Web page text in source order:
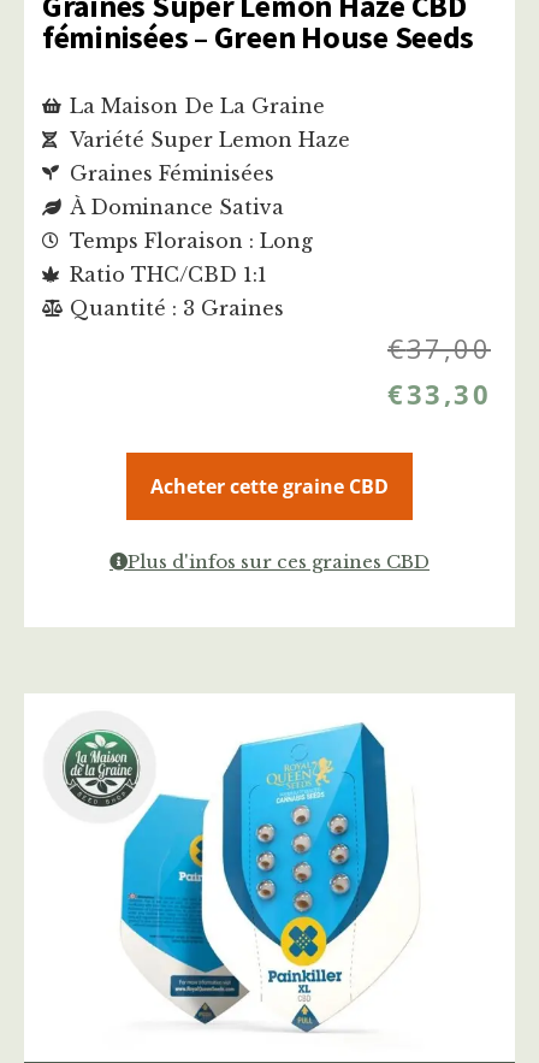
féminisées – Green House Seeds
La Maison De La Graine
Variété Super Lemon Haze
Graines Féminisées
À Dominance Sativa
Temps Floraison : Long
Ratio THC/CBD 1:1
Quantité : 3 Graines
€37,00
€33,30
Acheter cette graine CBD
Plus d'infos sur ces graines CBD